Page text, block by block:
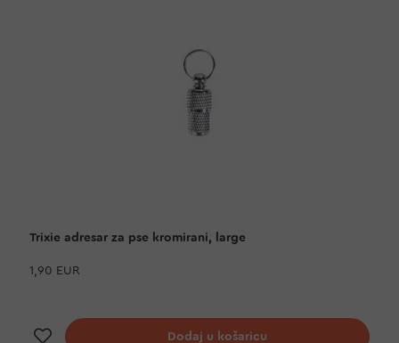
Trixie adresar za pse kromirani, large
1,90 EUR
Dodaj na listu želja
Dodaj u košaricu